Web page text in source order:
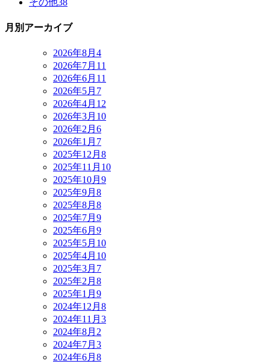
月別アーカイブ
2026年8月 4
2026年7月 11
2026年6月 11
2026年5月 7
2026年4月 12
2026年3月 10
2026年2月 6
2026年1月 7
2025年12月 8
2025年11月 10
2025年10月 9
2025年9月 8
2025年8月 8
2025年7月 9
2025年6月 9
2025年5月 10
2025年4月 10
2025年3月 7
2025年2月 8
2025年1月 9
2024年12月 8
2024年11月 3
2024年8月 2
2024年7月 3
2024年6月 8